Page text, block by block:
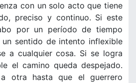
con un solo acto que tiene
preciso y continuo. Si este
por un período de tiempo
sentido de intento inflexible
a cualquier cosa. Si se logra
el camino queda despejado.
otra hasta que el guerrero